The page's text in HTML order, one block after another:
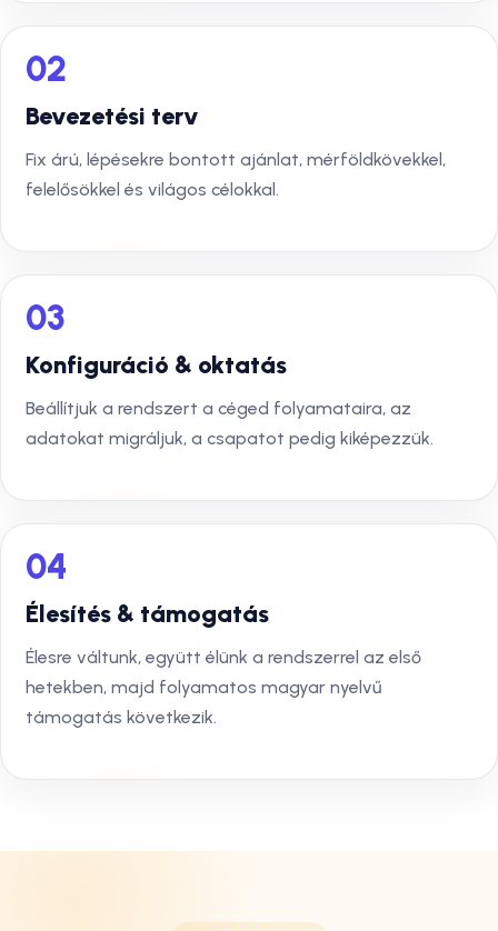
02
Bevezetési terv
Fix árú, lépésekre bontott ajánlat, mérföldkövekkel,
felelősökkel és világos célokkal.
03
Konfiguráció & oktatás
Beállítjuk a rendszert a céged folyamataira, az
adatokat migráljuk, a csapatot pedig kiképezzük.
04
Élesítés & támogatás
Élesre váltunk, együtt élünk a rendszerrel az első
hetekben, majd folyamatos magyar nyelvű
támogatás következik.